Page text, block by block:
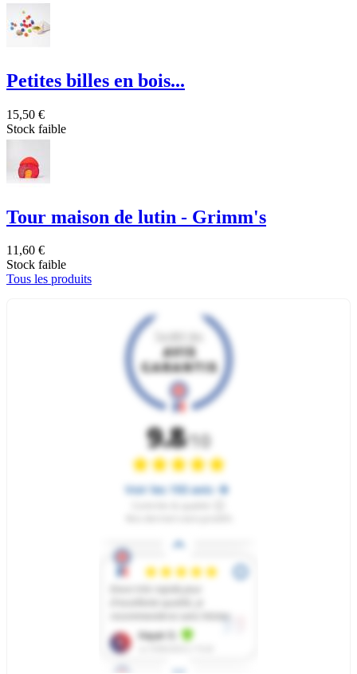
Petites billes en bois...
15,50 €
Stock faible
Tour maison de lutin - Grimm's
11,60 €
Stock faible
Tous les produits